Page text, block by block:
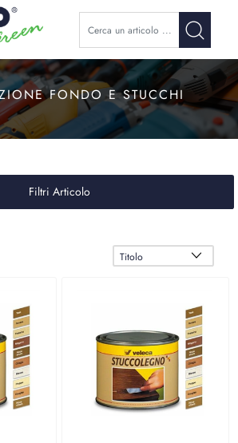
FONDO E STUCCHI
Filtri Articolo